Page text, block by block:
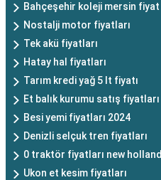
Bahçeşehir koleji mersin fiyat
Nostalji motor fiyatları
Tek akü fiyatları
Hatay hal fiyatları
Tarım kredi yağ 5 lt fiyatı
Et balık kurumu satış fiyatları
Besi yemi fiyatları 2024
Denizli selçuk tren fiyatları
0 traktör fiyatları new holland
Ukon et kesim fiyatları